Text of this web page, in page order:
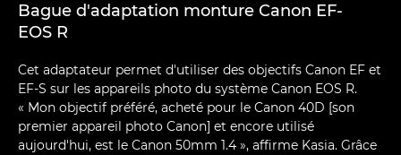
Bague d'adaptation monture Canon EF-
EOS R
Cet adaptateur permet d'utiliser des objectifs Canon EF et
EF-S sur les appareils photo du système Canon EOS R.
« Mon objectif préféré, acheté pour le Canon 40D [son
premier appareil photo Canon] et encore utilisé
aujourd'hui, est le Canon 50mm 1.4 », affirme Kasia. Grâce